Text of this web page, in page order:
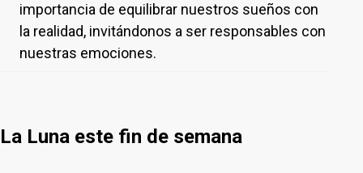
importancia de equilibrar nuestros sueños con
la realidad, invitándonos a ser responsables con
nuestras emociones.
La Luna este fin de semana